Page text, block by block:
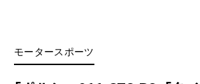
モータースポーツ